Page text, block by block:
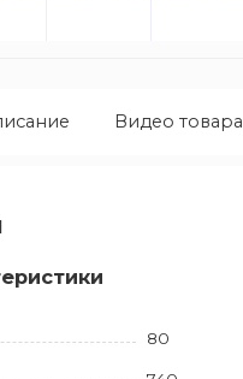
Видео товара
80